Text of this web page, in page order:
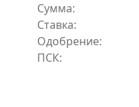
Сумма:
Ставка:
Одобрение: